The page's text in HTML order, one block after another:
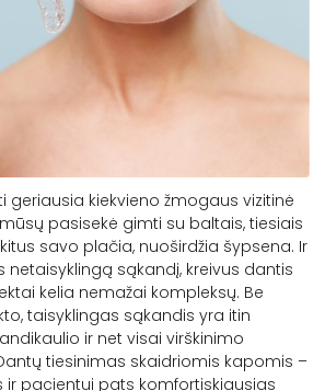
geriausia kiekvieno žmogaus vizitinė
pasisekė gimti su baltais, tiesiais
savo plačia, nuoširdžia šypsena. Ir
netaisyklingą sąkandį, kreivus dantis
kelia nemažai kompleksų. Be
taisyklingas sąkandis yra itin
ir net visai virškinimo
tiesinimas skaidriomis kapomis –
ir pacientui pats komfortiskiausias